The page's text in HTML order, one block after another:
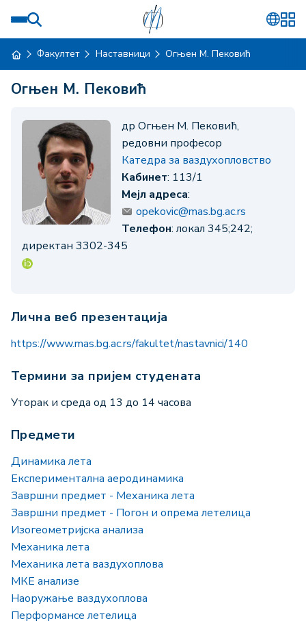
Факултет Наставници Огњен М. Пековић
Огњен М. Пековић
др Огњен М. Пековић,
редовни професор
Катедра за ваздухопловство
Кабинет: 113/1
Мејл адреса:
opekovic@mas.bg.ac.rs
Телефон: локал 345;242;
директан 3302-345
Лична веб презентација
https://www.mas.bg.ac.rs/fakultet/nastavnici/140
Термини за пријем студената
Уторак и среда од 13 до 14 часова
Предмети
Динамика лета
Експериментална аеродинамика
Завршни предмет - Механика лета
Завршни предмет - Погон и опрема летелица
Изогеометријска анализа
Механика лета
Механика лета ваздухоплова
МКЕ анализе
Наоружање ваздухоплова
Перформансе летелица